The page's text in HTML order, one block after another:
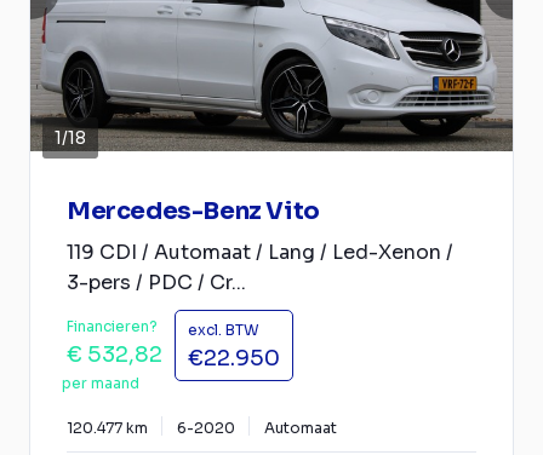
1/18
Mercedes-Benz Vito
119 CDI / Automaat / Lang / Led-Xenon /
3-pers / PDC / Cr...
Financieren?
€ 532,82
per maand
excl. BTW
€22.950
120.477 km 6-2020 Automaat